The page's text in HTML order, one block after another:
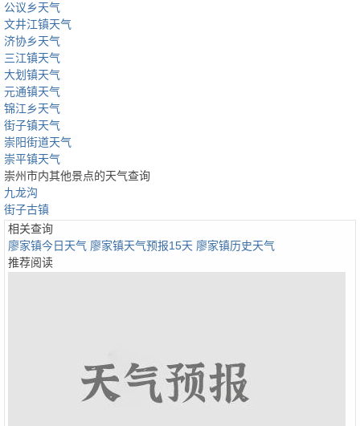
公议乡天气
文井江镇天气
济协乡天气
三江镇天气
大划镇天气
元通镇天气
锦江乡天气
街子镇天气
崇阳街道天气
崇平镇天气
崇州市内其他景点的天气查询
九龙沟
街子古镇
相关查询
廖家镇今日天气 廖家镇天气预报15天 廖家镇历史天气
推荐阅读